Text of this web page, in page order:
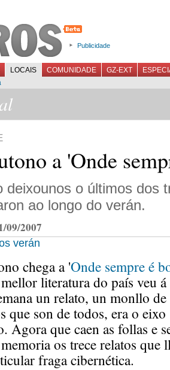
Publicidade
LOCAIS COMUNIDADE GZ-EXT
a 'Onde
deixounos o últimos dos
ao longo do verán.
09/2007
verán
chega a 'Onde sempre é
literatura do país veu á
un relato, un monllo de
que son de todos, era o
Agora que caen as follas e
os trece relatos que
fraga cibernética.